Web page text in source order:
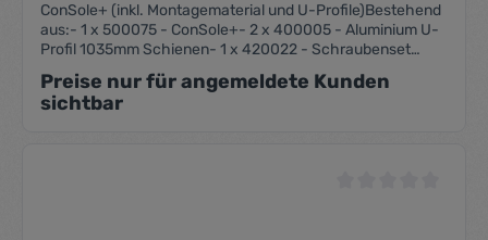
ConSole+ (inkl. Montagematerial und U-Profile)Bestehend
aus:- 1 x 500075 - ConSole+- 2 x 400005 - Aluminium U-
Profil 1035mm Schienen- 1 x 420022 - Schraubenset
(6x20mm)- 1 x 920106 - Clipset
Preise nur für angemeldete Kunden
sichtbar